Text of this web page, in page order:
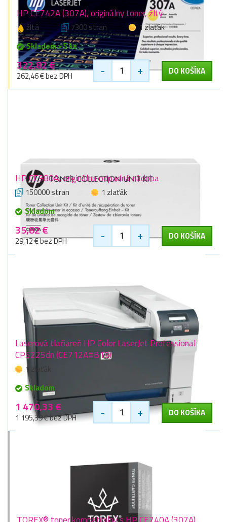
HP CE742A (307A), originálny toner, žltý
žltá 7300 stran
1 zlaťák
Skladom > 5 ks
322,82 €
262,46 € bez DPH - + DO KOŠÍKA
HP CE980A, originálna odpadná nádoba
150000 stran
1 zlaťák
Skladom
35,82 €
29,12 € bez DPH - + DO KOŠÍKA
Laserová tlačiareň HP Color LaserJet Professional
CP5225dn (CE712A#B19)
1 zlaťák
Skladom
1 470,33 €
1 195,39 € bez DPH - + DO KOŠÍKA